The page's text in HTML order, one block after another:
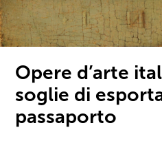
Opere d’arte
soglie di
passaporto